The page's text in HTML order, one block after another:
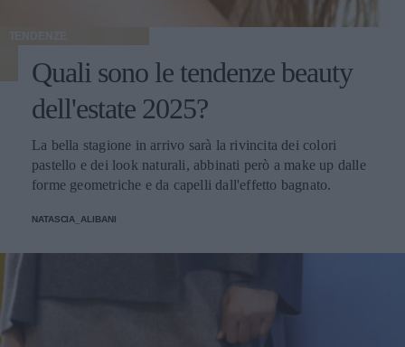
TENDENZE
Quali sono le tendenze beauty
dell'estate 2025?
La bella stagione in arrivo sarà la rivincita dei colori
pastello e dei look naturali, abbinati però a make up dalle
forme geometriche e da capelli dall'effetto bagnato.
NATASCIA_ALIBANI